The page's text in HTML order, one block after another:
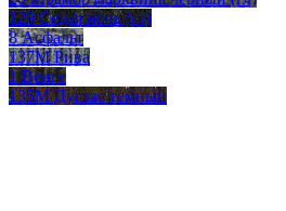
129 Седая ночь (гл)
8 Асфальт
137М Рива
1 Венге
135М Дуглас темный